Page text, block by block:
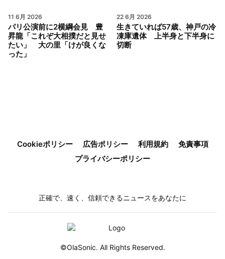
11 6月 2026
パリ公演前に2横綱会見 豊
昇龍「これぞ大相撲だと見せ
たい」 大の里「けが良くな
った」
22 6月 2026
生きていれば57歳、神戸の冷
凍庫遺体 上半身と下半身に
切断
Cookieポリシー 広告ポリシー 利用規約
免責事項
プライバシーポリシー
正確で、速く、信頼できるニュースをあなたに
©OlaSonic. All Rights Reserved.